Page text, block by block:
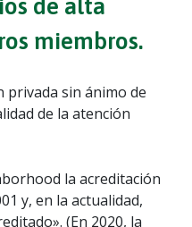
de alta
miembros.
privada sin ánimo de
de la atención
la acreditación
y, en la actualidad,
(En 2020, la